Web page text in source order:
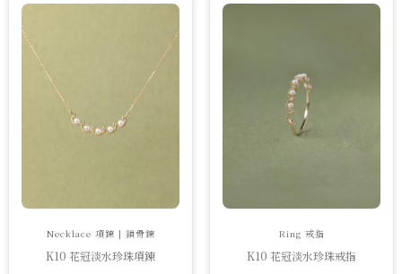
Necklace 項鍊 | 鎖骨鍊
K10 花冠淡水珍珠項鍊
Ring 戒指
K10 花冠淡水珍珠戒指